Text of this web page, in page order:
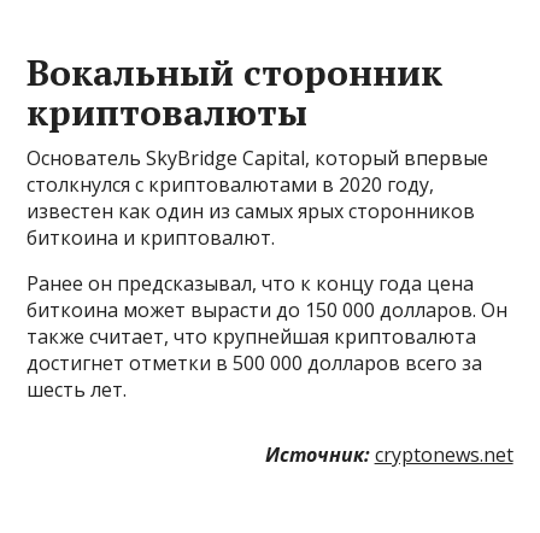
Вокальный сторонник
криптовалюты
Основатель SkyBridge Capital, который впервые
столкнулся с криптовалютами в 2020 году,
известен как один из самых ярых сторонников
биткоина и криптовалют.
Ранее он предсказывал, что к концу года цена
биткоина может вырасти до 150 000 долларов. Он
также считает, что крупнейшая криптовалюта
достигнет отметки в 500 000 долларов всего за
шесть лет.
Источник: cryptonews.net